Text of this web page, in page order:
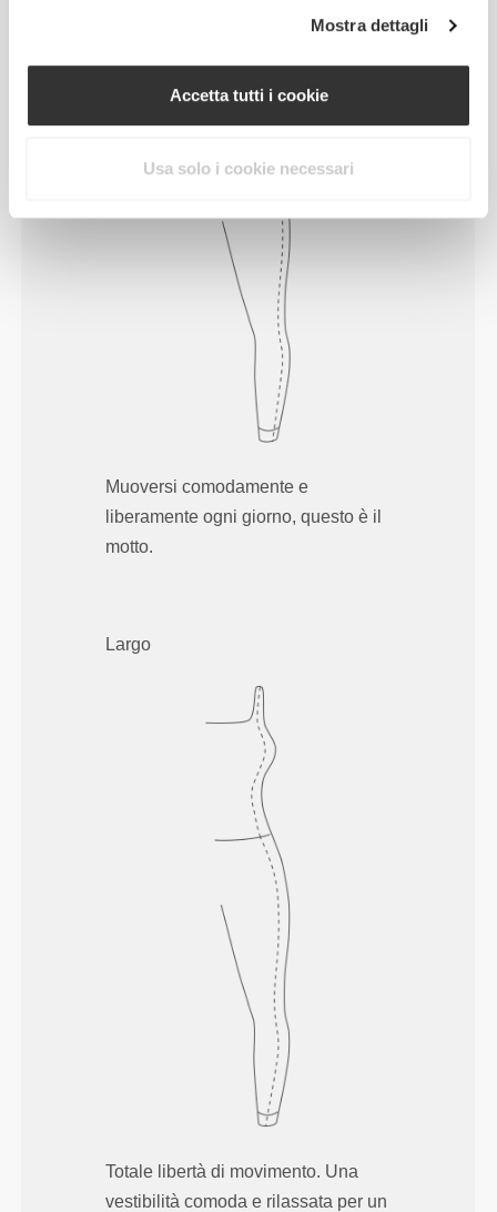
Mostra dettagli
Accetta tutti i cookie
Usa solo i cookie necessari
Muoversi comodamente e
liberamente ogni giorno, questo è il
motto.
Largo
Totale libertà di movimento. Una
vestibilità comoda e rilassata per un